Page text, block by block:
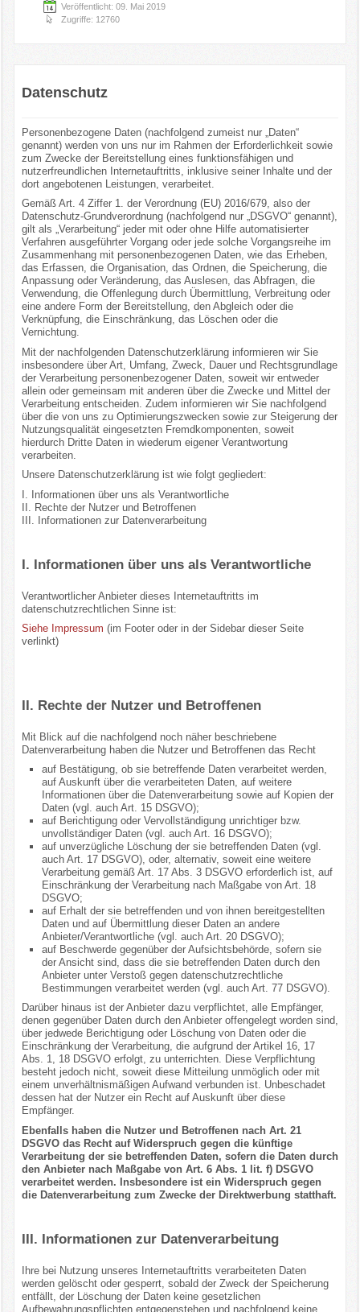
Veröffentlicht: 09. Mai 2019
Zugriffe: 12760
Datenschutz
Personenbezogene Daten (nachfolgend zumeist nur „Daten“
genannt) werden von uns nur im Rahmen der Erforderlichkeit sowie
zum Zwecke der Bereitstellung eines funktionsfähigen und
nutzerfreundlichen Internetauftritts, inklusive seiner Inhalte und der
dort angebotenen Leistungen, verarbeitet.
Gemäß Art. 4 Ziffer 1. der Verordnung (EU) 2016/679, also der
Datenschutz-Grundverordnung (nachfolgend nur „DSGVO“ genannt),
gilt als „Verarbeitung“ jeder mit oder ohne Hilfe automatisierter
Verfahren ausgeführter Vorgang oder jede solche Vorgangsreihe im
Zusammenhang mit personenbezogenen Daten, wie das Erheben,
das Erfassen, die Organisation, das Ordnen, die Speicherung, die
Anpassung oder Veränderung, das Auslesen, das Abfragen, die
Verwendung, die Offenlegung durch Übermittlung, Verbreitung oder
eine andere Form der Bereitstellung, den Abgleich oder die
Verknüpfung, die Einschränkung, das Löschen oder die
Vernichtung.
Mit der nachfolgenden Datenschutzerklärung informieren wir Sie
insbesondere über Art, Umfang, Zweck, Dauer und Rechtsgrundlage
der Verarbeitung personenbezogener Daten, soweit wir entweder
allein oder gemeinsam mit anderen über die Zwecke und Mittel der
Verarbeitung entscheiden. Zudem informieren wir Sie nachfolgend
über die von uns zu Optimierungszwecken sowie zur Steigerung der
Nutzungsqualität eingesetzten Fremdkomponenten, soweit
hierdurch Dritte Daten in wiederum eigener Verantwortung
verarbeiten.
Unsere Datenschutzerklärung ist wie folgt gegliedert:
I. Informationen über uns als Verantwortliche
II. Rechte der Nutzer und Betroffenen
III. Informationen zur Datenverarbeitung
I. Informationen über uns als Verantwortliche
Verantwortlicher Anbieter dieses Internetauftritts im
datenschutzrechtlichen Sinne ist:
Siehe Impressum (im Footer oder in der Sidebar dieser Seite
verlinkt)
II. Rechte der Nutzer und Betroffenen
Mit Blick auf die nachfolgend noch näher beschriebene
Datenverarbeitung haben die Nutzer und Betroffenen das Recht
auf Bestätigung, ob sie betreffende Daten verarbeitet werden,
auf Auskunft über die verarbeiteten Daten, auf weitere
Informationen über die Datenverarbeitung sowie auf Kopien der
Daten (vgl. auch Art. 15 DSGVO);
auf Berichtigung oder Vervollständigung unrichtiger bzw.
unvollständiger Daten (vgl. auch Art. 16 DSGVO);
auf unverzügliche Löschung der sie betreffenden Daten (vgl.
auch Art. 17 DSGVO), oder, alternativ, soweit eine weitere
Verarbeitung gemäß Art. 17 Abs. 3 DSGVO erforderlich ist, auf
Einschränkung der Verarbeitung nach Maßgabe von Art. 18
DSGVO;
auf Erhalt der sie betreffenden und von ihnen bereitgestellten
Daten und auf Übermittlung dieser Daten an andere
Anbieter/Verantwortliche (vgl. auch Art. 20 DSGVO);
auf Beschwerde gegenüber der Aufsichtsbehörde, sofern sie
der Ansicht sind, dass die sie betreffenden Daten durch den
Anbieter unter Verstoß gegen datenschutzrechtliche
Bestimmungen verarbeitet werden (vgl. auch Art. 77 DSGVO).
Darüber hinaus ist der Anbieter dazu verpflichtet, alle Empfänger,
denen gegenüber Daten durch den Anbieter offengelegt worden sind,
über jedwede Berichtigung oder Löschung von Daten oder die
Einschränkung der Verarbeitung, die aufgrund der Artikel 16, 17
Abs. 1, 18 DSGVO erfolgt, zu unterrichten. Diese Verpflichtung
besteht jedoch nicht, soweit diese Mitteilung unmöglich oder mit
einem unverhältnismäßigen Aufwand verbunden ist. Unbeschadet
dessen hat der Nutzer ein Recht auf Auskunft über diese
Empfänger.
Ebenfalls haben die Nutzer und Betroffenen nach Art. 21
DSGVO das Recht auf Widerspruch gegen die künftige
Verarbeitung der sie betreffenden Daten, sofern die Daten durch
den Anbieter nach Maßgabe von Art. 6 Abs. 1 lit. f) DSGVO
verarbeitet werden. Insbesondere ist ein Widerspruch gegen
die Datenverarbeitung zum Zwecke der Direktwerbung statthaft.
III. Informationen zur Datenverarbeitung
Ihre bei Nutzung unseres Internetauftritts verarbeiteten Daten
werden gelöscht oder gesperrt, sobald der Zweck der Speicherung
entfällt, der Löschung der Daten keine gesetzlichen
Aufbewahrungspflichten entgegenstehen und nachfolgend keine